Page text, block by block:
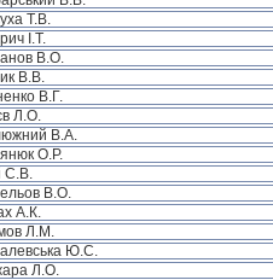
Т.В.
І.Т.
В.О.
В.В.
В.Г.
Л.О.
В.А.
О.Р.
С.В.
В.О.
А.К.
Л.М.
Ю.С.
Л.О.